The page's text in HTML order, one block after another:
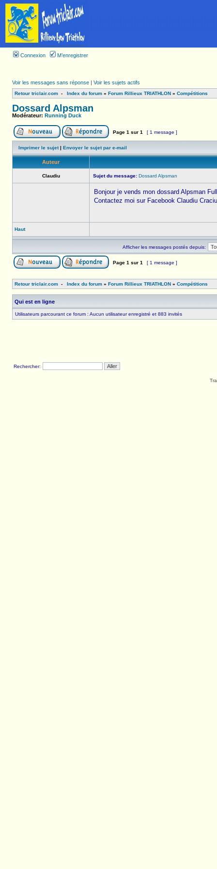
Connexion M’enregistrer
Voir les messages sans réponse | Voir les sujets actifs
Retour triclair.com - Index du forum » Forum Rillieux TRIATHLON » Compétitions
Dossard Alpsman
Modérateur: Running Duck
Page 1 sur 1 [ 1 message ]
Imprimer le sujet| Envoyer le sujet par e-mail
Auteur
Claudiu Sujet du message: Dossard Alpsman
Bonjour je vends mon dossard Alpsman
Contactez moi sur Facebook Claudiu
Haut
Afficher les messages postés depuis:
Page 1 sur 1 [ 1 message ]
Retour triclair.com - Index du forum » Forum Rillieux TRIATHLON » Compétitions
Qui est en ligne
Utilisateurs parcourant ce forum : Aucun utilisateur enregistré et 883 invités
Rechercher: